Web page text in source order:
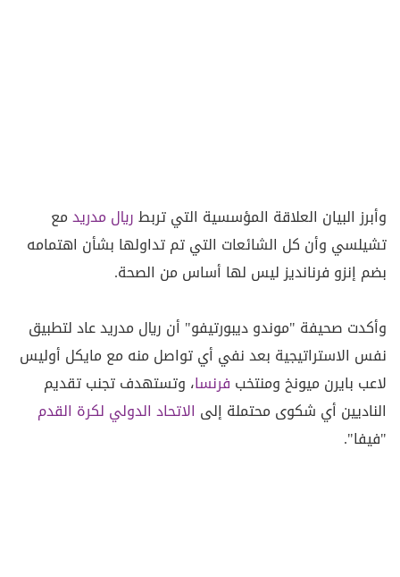
وأبرز البيان العلاقة المؤسسية التي تربطريالمدريدمع
تشيلسي وأن كل الشائعات التي تم تداولها بشأن اهتمامه
بضم إنزو فرنانديز ليس لها أساس من الصحة.
وأكدت صحيفة "موندو ديبورتيفو" أن ريال مدريد عاد لتطبيق
نفس الاستراتيجية بعد نفي أي تواصل منه مع مايكل أوليس
لاعب بايرن ميونخ ومنتخب فرنسا، وتستهدف تجنب تقديم
الناديين أي شكوى محتملة إلى الاتحاد الدولي لكرة القدم
"فيفا".